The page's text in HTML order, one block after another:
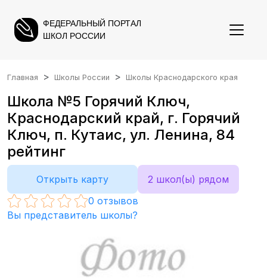
ФЕДЕРАЛЬНЫЙ ПОРТАЛ
ШКОЛ РОССИИ
Главная Школы России Школы Краснодарского края
Школа №5 Горячий Ключ,
Краснодарский край, г. Горячий
Ключ, п. Кутаис, ул. Ленина, 84
рейтинг
Открыть карту
2 школ(ы) рядом
0 отзывов
Вы представитель школы?